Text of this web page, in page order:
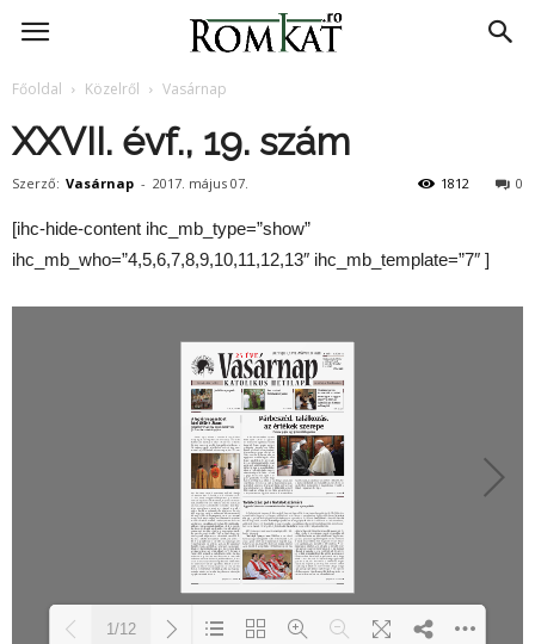
RomKat.ro
Főoldal Közelről Vasárnap
XXVII. évf., 19. szám
Szerző: Vasárnap - 2017. május 07. 0
1812
[ihc-hide-content ihc_mb_type=”show”
ihc_mb_who=”4,5,6,7,8,9,10,11,12,13″ ihc_mb_template=”7″ ]
1/12